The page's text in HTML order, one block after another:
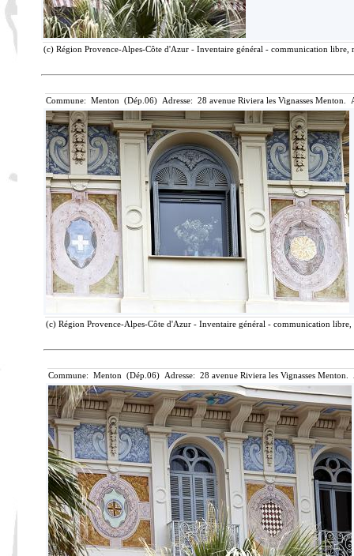
(c) Région Provence-Alpes-Côte d'Azur - Inventaire général - communication libre,
Commune: Menton (Dép.06) Adresse: 28 avenue Riviera les Vignasses
(c) Région Provence-Alpes-Côte d'Azur - Inventaire général - communication
Commune: Menton (Dép.06) Adresse: 28 avenue Riviera les Vignasses